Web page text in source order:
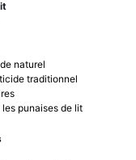
naturel
traditionnel
punaises de lit